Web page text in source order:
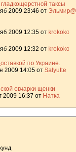
таксы
2009 23:46 от Эльмир@
2009 12:35 от krokoko
2009 12:32 от krokoko
по Украине.
2009 14:05 от Salyutte
овчарки щенки
2009 16:37 от Натка